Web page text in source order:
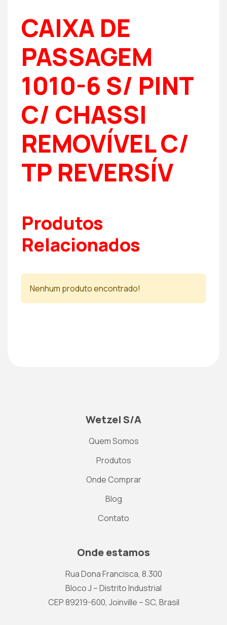
CAIXA DE
PASSAGEM
1010-6 S/ PINT
C/ CHASSI
REMOVÍVEL C/
TP REVERSÍV
Produtos
Relacionados
Nenhum produto encontrado!
Wetzel S/A
Quem Somos
Produtos
Onde Comprar
Blog
Contato
Onde estamos
Rua Dona Francisca, 8.300
Bloco J – Distrito Industrial
CEP 89219-600, Joinville – SC, Brasil